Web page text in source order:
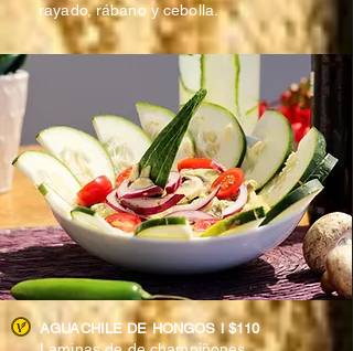
rayado,rábanoy cebolla.
COMIDA / CENA
AGUACHILE DE HONGOS l $110